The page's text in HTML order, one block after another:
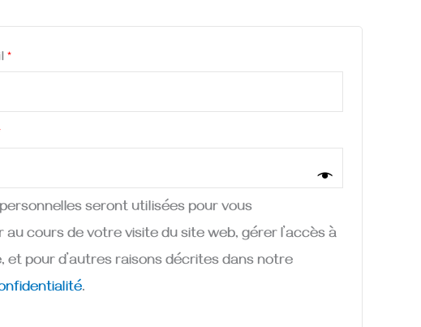
*
seront utilisées pour vous
cours de votre visite du site web, gérer l’accès à
et pour d’autres raisons décrites dans notre
.